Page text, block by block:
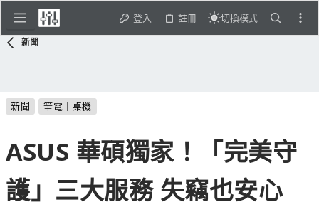
登入 註冊 切換模式
新聞
新聞 筆電｜桌機
ASUS 華碩獨家！「完美守
護」三大服務 失竊也安心